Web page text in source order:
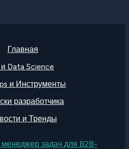
Главная
Data Science
и Инструменты
разработчика
и Тренды
задач для B2B-